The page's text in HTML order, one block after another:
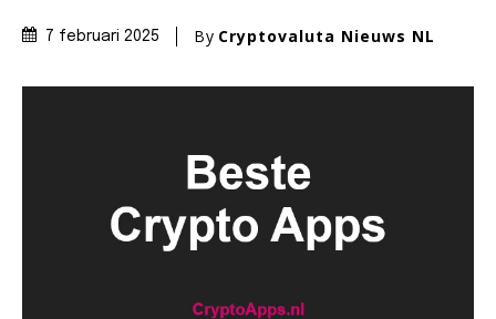
7 februari 2025 By Cryptovaluta Nieuws NL